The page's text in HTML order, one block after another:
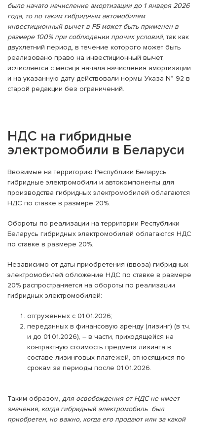
было начато начисление амортизации до 1 января 2026
года, то по таким гибридным автомобилям
инвестиционный вычет в РБ может быть применен в
размере 100% при соблюдении прочих условий, так как
двухлетний период, в течение которого может быть
реализовано право на инвестиционный вычет,
исчисляется с месяца начала начисления амортизации
и на указанную дату действовали нормы Указа № 92 в
старой редакции без ограничений.
НДС на гибридные
электромобили в Беларуси
Ввозимые на территорию Республики Беларусь
гибридные электромобили и автокомпоненты для
производства гибридных электромобилей облагаются
НДС по ставке в размере 20%.
Обороты по реализации на территории Республики
Беларусь гибридных электромобилей облагаются НДС
по ставке в размере 20%.
Независимо от даты приобретения (ввоза) гибридных
электромобилей обложение НДС по ставке в размере
20% распространяется на обороты по реализации
гибридных электромобилей:
отгруженных с 01.01.2026;
переданных в финансовую аренду (лизинг) (в т.ч.
и до 01.01.2026), – в части, приходящейся на
контрактную стоимость предмета лизинга в
составе лизинговых платежей, относящихся по
срокам за периоды после 01.01.2026.
Таким образом, для освобождения от НДС не имеет
значения, когда гибридный электромобиль был
приобретен, но важно, когда его продают или за какой